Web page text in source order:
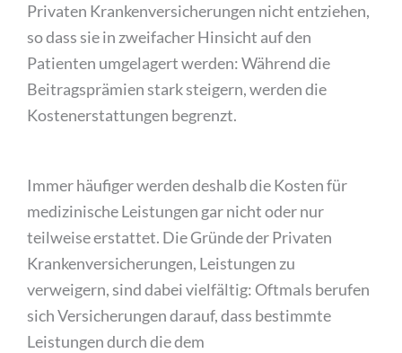
Privaten Krankenversicherungen nicht entziehen,
so dass sie in zweifacher Hinsicht auf den
Patienten umgelagert werden: Während die
Beitragsprämien stark steigern, werden die
Kostenerstattungen begrenzt.
Immer häufiger werden deshalb die Kosten für
medizinische Leistungen gar nicht oder nur
teilweise erstattet. Die Gründe der Privaten
Krankenversicherungen, Leistungen zu
verweigern, sind dabei vielfältig: Oftmals berufen
sich Versicherungen darauf, dass bestimmte
Leistungen durch die dem